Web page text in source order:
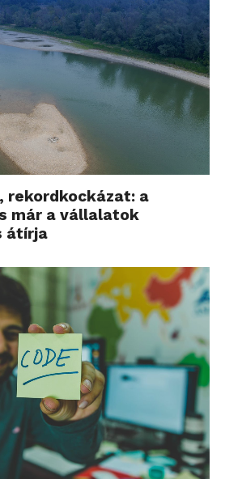
rekordkockázat: a
már a vállalatok
átírja